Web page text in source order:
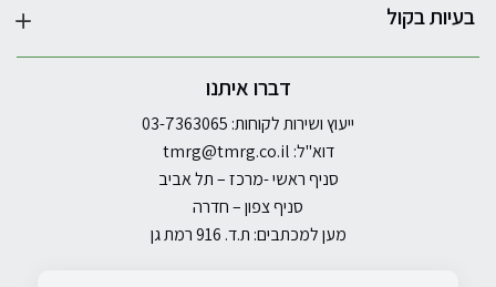
בעיות בקול
דברו איתנו
ייעוץ ושירות לקוחות: 03-7363065
דוא"ל: tmrg@tmrg.co.il
סניף ראשי -מרכז – תל אביב
סניף צפון – חדרה
מען למכתבים: ת.ד. 916 רמת גן